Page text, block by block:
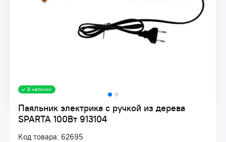
Паяльник электрика с ручкой из дерева
SPARTA 100Вт 913104
Код товара: 62695
В наличии